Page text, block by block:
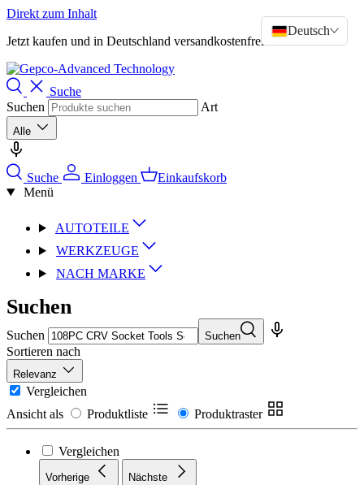
Direkt zum Inhalt
Jetzt kaufen und in Deutschland versandkostenfrei bestellen!!
Suche
Suchen
Art
Alle
Suche Einloggen
Einkaufskorb
Menü
AUTOTEILE
WERKZEUGE
NACH MARKE
Suchen
Suchen Suchen
Sortieren nach
Relevanz
Vergleichen
Ansicht als
Produktliste Produktraster
Vergleichen
Vorherige Nächste
Deutsch>